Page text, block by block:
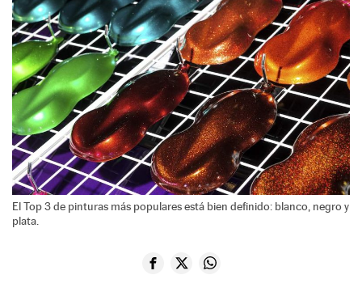
El Top 3 de pinturas más populares está bien definido: blanco, negro y
plata.